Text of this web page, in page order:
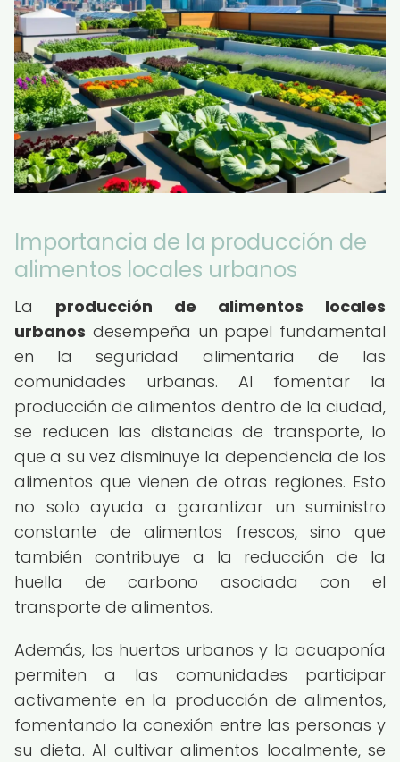
Importancia de la producción de
alimentos locales urbanos
La producción de alimentos locales
urbanos desempeña un papel fundamental
en la seguridad alimentaria de las
comunidades urbanas. Al fomentar la
producción de alimentos dentro de la ciudad,
se reducen las distancias de transporte, lo
que a su vez disminuye la dependencia de los
alimentos que vienen de otras regiones. Esto
no solo ayuda a garantizar un suministro
constante de alimentos frescos, sino que
también contribuye a la reducción de la
huella de carbono asociada con el
transporte de alimentos.
Además, los huertos urbanos y la acuaponía
permiten a las comunidades participar
activamente en la producción de alimentos,
fomentando la conexión entre las personas y
su dieta. Al cultivar alimentos localmente, se